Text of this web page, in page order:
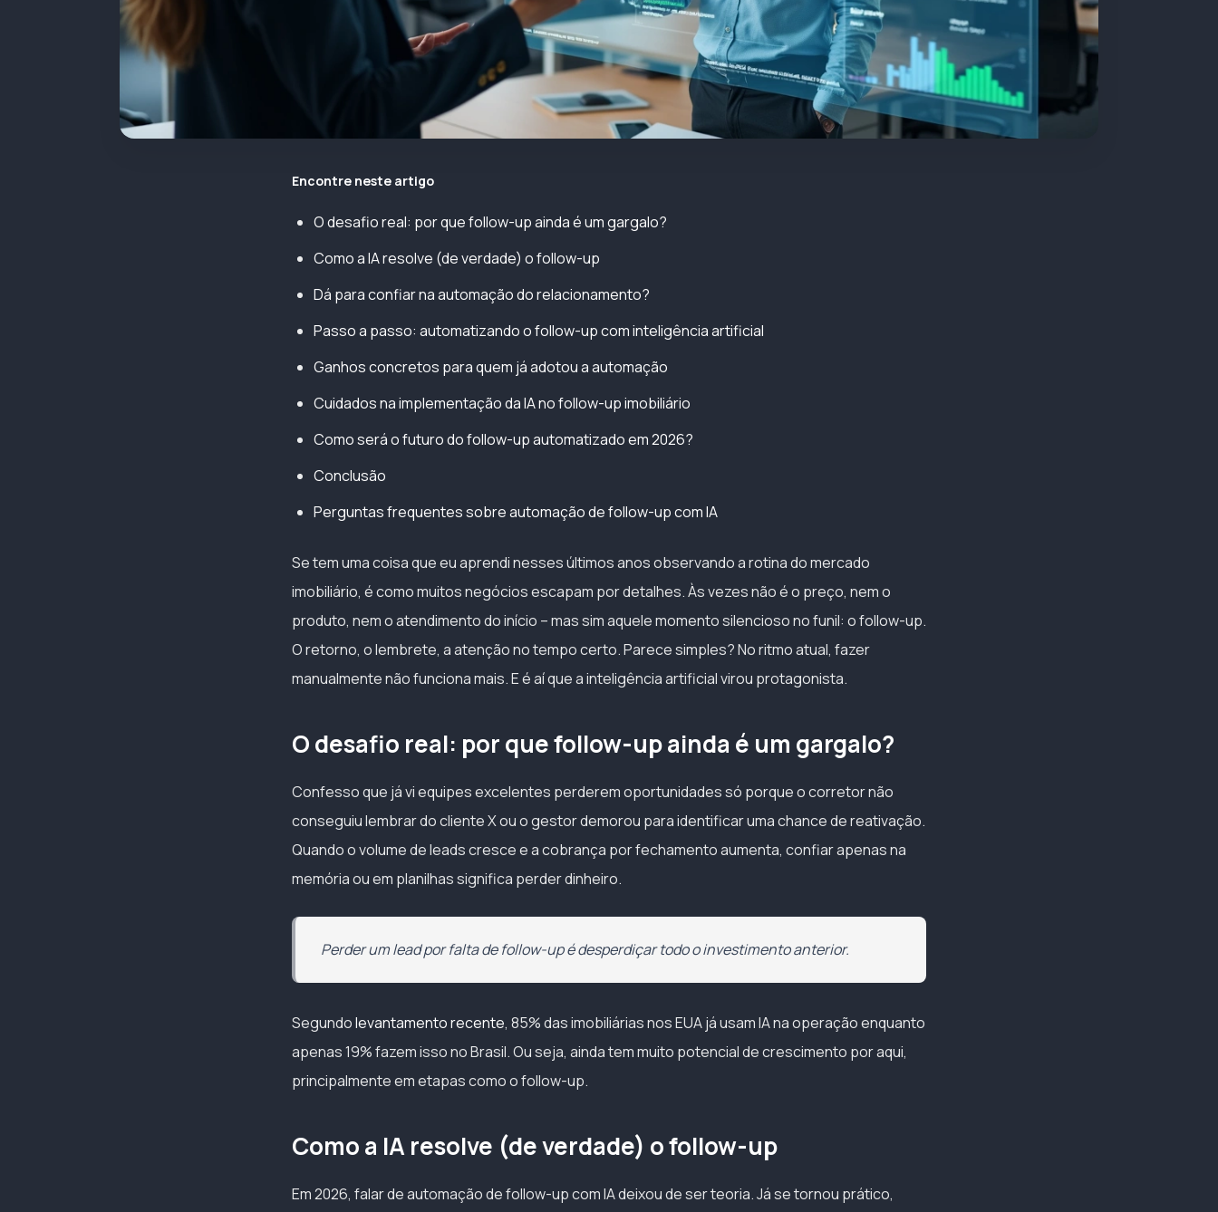
Encontre neste artigo
O desafio real: por que follow-up ainda é um gargalo?
Como a IA resolve (de verdade) o follow-up
Dá para confiar na automação do relacionamento?
Passo a passo: automatizando o follow-up com inteligência artificial
Ganhos concretos para quem já adotou a automação
Cuidados na implementação da IA no follow-up imobiliário
Como será o futuro do follow-up automatizado em 2026?
Conclusão
Perguntas frequentes sobre automação de follow-up com IA
Se tem uma coisa que eu aprendi nesses últimos anos observando a rotina do mercado
imobiliário, é como muitos negócios escapam por detalhes. Às vezes não é o preço, nem o
produto, nem o atendimento do início – mas sim aquele momento silencioso no funil: o follow-up.
O retorno, o lembrete, a atenção no tempo certo. Parece simples? No ritmo atual, fazer
manualmente não funciona mais. E é aí que a inteligência artificial virou protagonista.
O desafio real: por que follow-up ainda é um gargalo?
Confesso que já vi equipes excelentes perderem oportunidades só porque o corretor não
conseguiu lembrar do cliente X ou o gestor demorou para identificar uma chance de reativação.
Quando o volume de leads cresce e a cobrança por fechamento aumenta, confiar apenas na
memória ou em planilhas significa perder dinheiro.
Perder um lead por falta de follow-up é desperdiçar todo o investimento anterior.
Segundolevantamento recente, 85% das imobiliárias nos EUA já usam IA na operação enquanto
apenas 19% fazem isso no Brasil. Ou seja, ainda tem muito potencial de crescimento por aqui,
principalmente em etapas como o follow-up.
Como a IA resolve (de verdade) o follow-up
Em 2026, falar de automação de follow-up com IA deixou de ser teoria. Já se tornou prático,